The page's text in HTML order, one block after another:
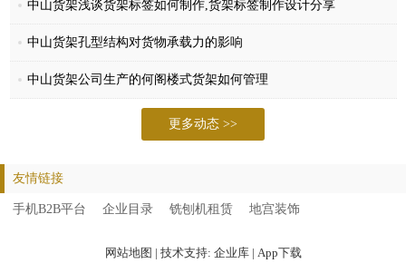
中山货架浅谈货架标签如何制作,货架标签制作设计分享
中山货架孔型结构对货物承载力的影响
中山货架公司生产的何阁楼式货架如何管理
更多动态 >>
友情链接
手机B2B平台 企业目录 铣刨机租赁 地宫装饰
网站地图 | 技术支持: 企业库| App下载